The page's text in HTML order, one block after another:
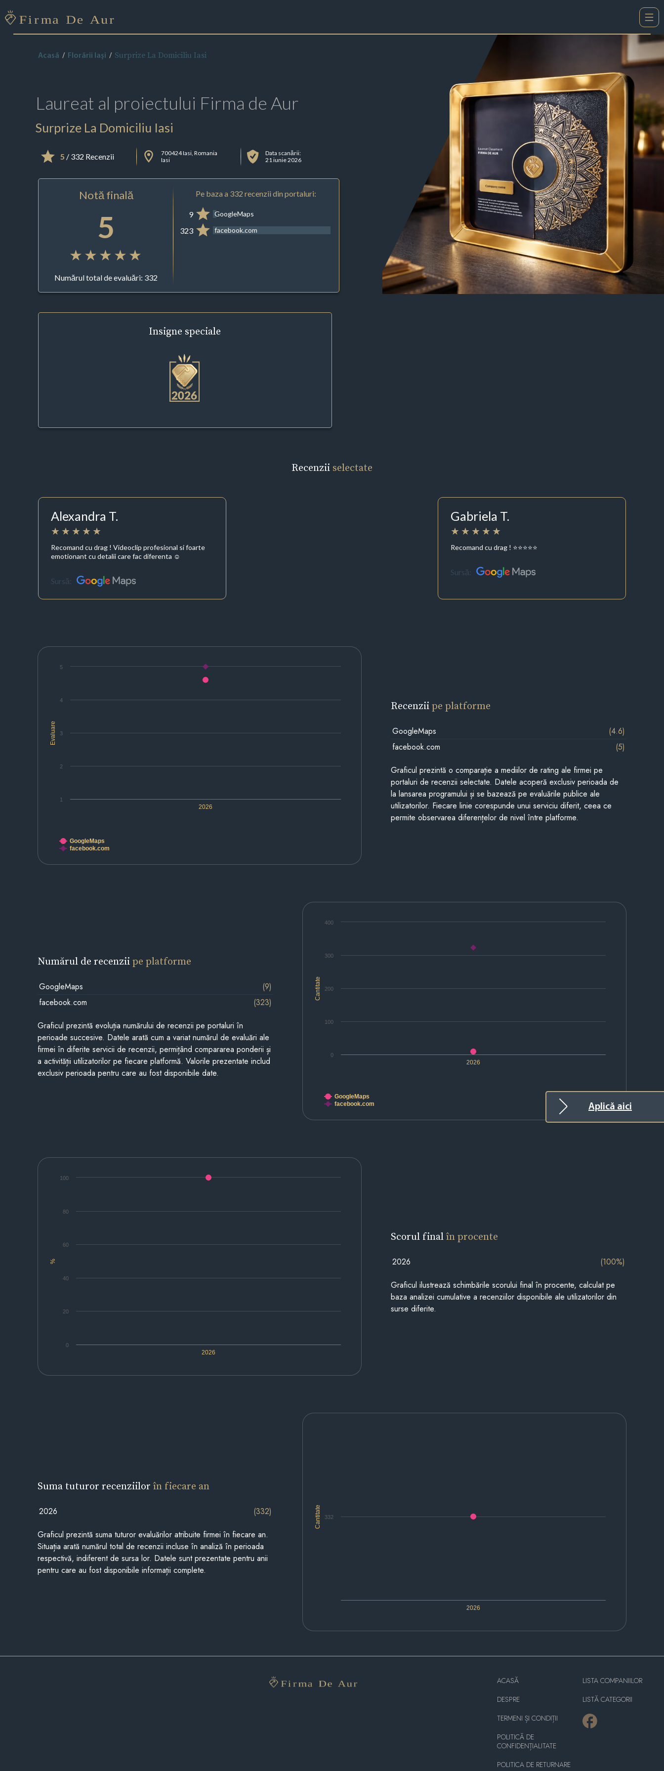
Aplică aici
Acasă Florării Iaşi Surprize La Domiciliu Iasi
Laureat al proiectului Firma de Aur
Surprize La Domiciliu Iasi
5 / 332 Recenzii
700424 Iasi, Romania
Iasi
Data scanării:
21 iunie 2026
Notă finală
5
Numărul total de evaluări: 332
Pe baza a 332 recenzii din portaluri:
9 GoogleMaps
323 facebook.com
Insigne speciale
Recenzii selectate
Alexandra T.
Recomand cu drag ! Videoclip profesional si foarte
emotionant cu detalii care fac diferenta ☺️
Sursă:
Gabriela T.
Recomand cu drag ! ⭐⭐⭐⭐⭐
Sursă:
Evaluare
2026
1
2
3
4
5
GoogleMaps
facebook.com
Recenziipe platforme
GoogleMaps
(4.6)
facebook.com
(5)
Graficul prezintă o comparație a mediilor de rating ale firmei pe
portaluri de recenzii selectate. Datele acoperă exclusiv perioada de
la lansarea programului și se bazează pe evaluările publice ale
utilizatorilor. Fiecare linie corespunde unui serviciu diferit, ceea ce
permite observarea diferențelor de nivel între platforme.
Cantitate
2026
0
100
200
300
400
GoogleMaps
facebook.com
Numărul de recenziipe platforme
GoogleMaps
(9)
facebook.com
(323)
Graficul prezintă evoluția numărului de recenzii pe portaluri în
perioade succesive. Datele arată cum a variat numărul de evaluări ale
firmei în diferite servicii de recenzii, permițând compararea ponderii și
a activității utilizatorilor pe fiecare platformă. Valorile prezentate includ
exclusiv perioada pentru care au fost disponibile date.
%
2026
0
20
40
60
80
100
Scorul finalîn procente
2026 (100%)
Graficul ilustrează schimbările scorului final în procente, calculat pe
baza analizei cumulative a recenziilor disponibile ale utilizatorilor din
surse diferite.
Cantitate
2026
332
Suma tuturor recenziilorîn fiecare an
2026 (332)
Graficul prezintă suma tuturor evaluărilor atribuite firmei în fiecare an.
Situația arată numărul total de recenzii incluse în analiză în perioada
respectivă, indiferent de sursa lor. Datele sunt prezentate pentru anii
pentru care au fost disponibile informații complete.
ACASĂ
DESPRE
TERMENI ȘI CONDIȚII
POLITICĂ DE
CONFIDENȚIALITATE
POLITICA DE RETURNARE
LISTA COMPANIILOR
LISTĂ CATEGORII